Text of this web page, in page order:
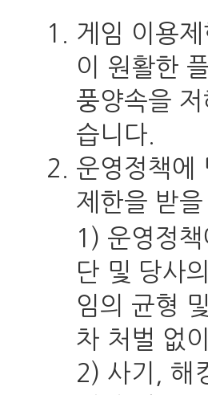
게임 이용
이 원활한
풍양속을
습니다.
운영정책에
제한을 받을
1) 운영정
단 및 당사
임의 균형
차 처벌 없
2) 사기, 해